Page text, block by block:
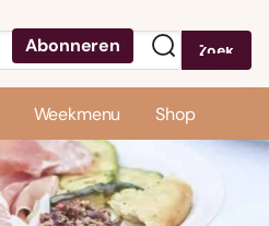
Abonneren Zoek
Weekmenu Shop